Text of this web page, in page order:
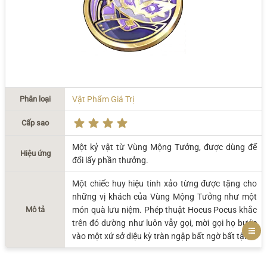
Phân loại Vật Phẩm Giá Trị
Cấp sao
Hiệu ứng
Một kỷ vật từ Vùng Mộng Tưởng, được dùng để
đổi lấy phần thưởng.
Mô tả
Một chiếc huy hiệu tinh xảo từng được tặng cho
những vị khách của Vùng Mộng Tưởng như một
món quà lưu niệm. Phép thuật Hocus Pocus khắc
trên đó dường như luôn vẫy gọi, mời gọi họ bước
vào một xứ sở diệu kỳ tràn ngập bất ngờ bất tận.